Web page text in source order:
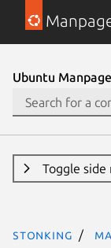
Ubuntu
Toggle side
stonking